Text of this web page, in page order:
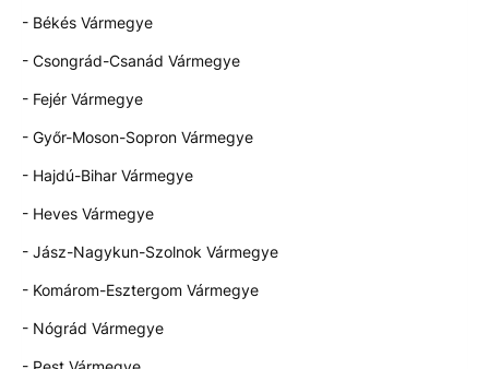
- Békés Vármegye
- Csongrád-Csanád Vármegye
- Fejér Vármegye
- Győr-Moson-Sopron Vármegye
- Hajdú-Bihar Vármegye
- Heves Vármegye
- Jász-Nagykun-Szolnok Vármegye
- Komárom-Esztergom Vármegye
- Nógrád Vármegye